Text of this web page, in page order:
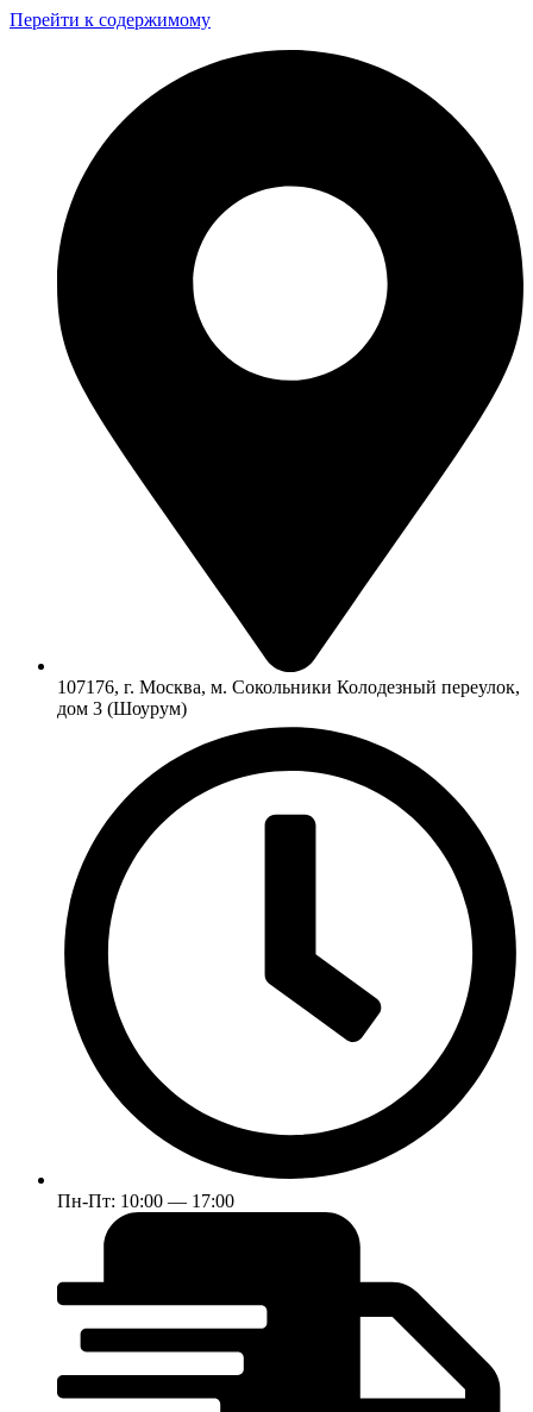
Перейти к содержимому
107176, г. Москва, м. Сокольники Колодезный переулок,
дом 3 (Шоурум)
Пн-Пт: 10:00 — 17:00